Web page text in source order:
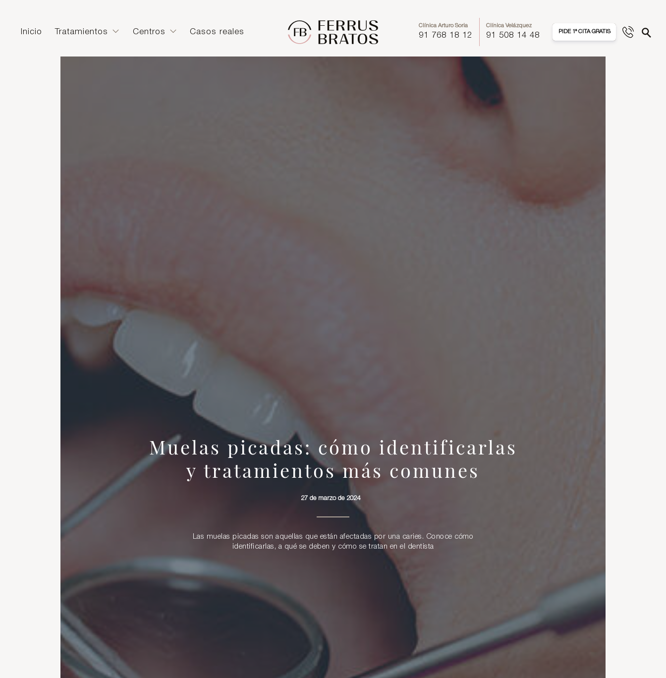
Inicio Tratamientos Centros Casos reales
Clínica Arturo Soria
91 768 18 12
Clínica Velázquez
91 508 14 48 PIDE 1ª CITA GRATIS
Muelas picadas: cómo identificarlas
y tratamientos más comunes
27 de marzo de 2024
Las muelas picadas son aquellas que están afectadas por una caries. Conoce cómo
identificarlas, a qué se deben y cómo se tratan en el dentista